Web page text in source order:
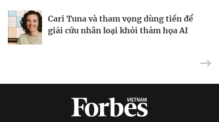
Cari Tuna và tham vọng dùng tiền để
giải cứu nhân loại khỏi thảm họa AI
Tỷ phú Ấn Độ làm giàu nhờ bán trang
sức cưới
Ông trùm xây dựng, khai khoáng
Philippines đối mặt bài toán bê tông